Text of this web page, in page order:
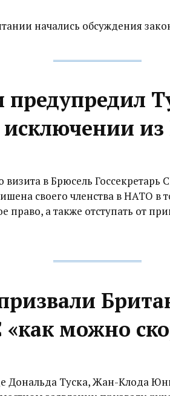
начались обсуждения
визита в Брюсель
своего членства в НАТО в
право, а также отступать от
можно
Дональда Туска, Жан-Клода